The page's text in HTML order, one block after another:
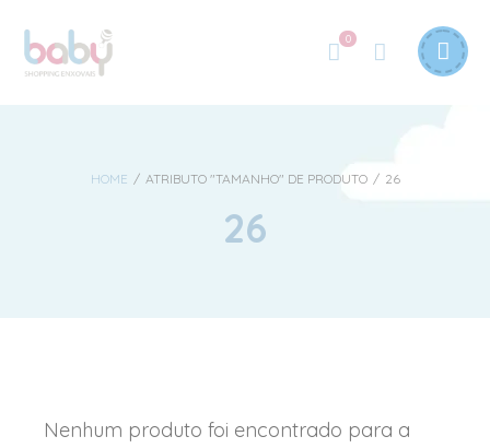
0
HOME / ATRIBUTO "TAMANHO" DE PRODUTO / 26
26
Nenhum produto foi encontrado para a